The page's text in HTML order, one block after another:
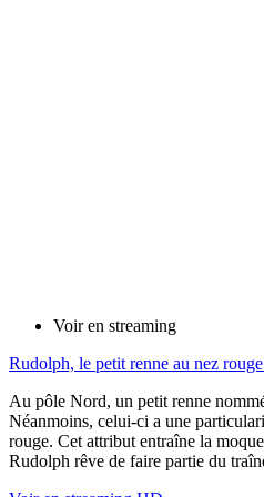
Voir en streaming
Rudolph, le petit renne au nez
Au pôle Nord, un petit renne
Néanmoins, celui-ci a une
rouge. Cet attribut entraîne la
Rudolph rêve de faire partie du